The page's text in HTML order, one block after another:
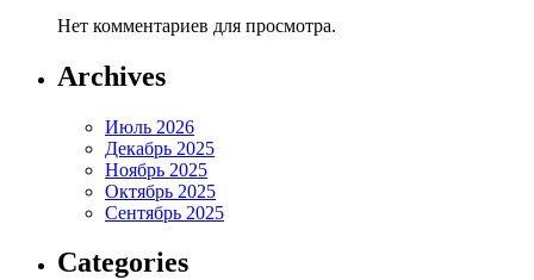
Нет комментариев для просмотра.
Archives
Июль 2026
Декабрь 2025
Ноябрь 2025
Октябрь 2025
Сентябрь 2025
Categories